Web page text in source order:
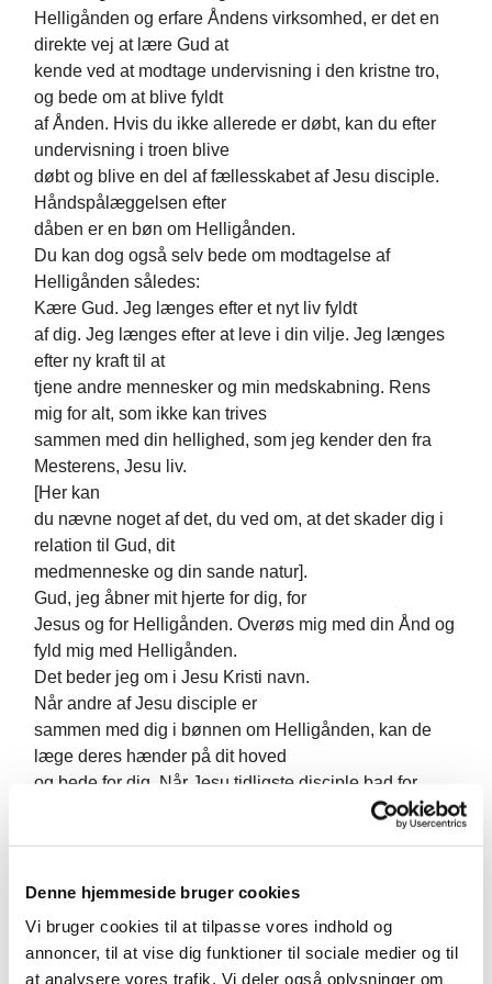
Denne hjemmeside bruger cookies
Vi bruger cookies til at tilpasse vores indhold og
annoncer, til at vise dig funktioner til sociale medier og til
at analysere vores trafik. Vi deler også oplysninger om
Helligånden og erfare Åndens virksomhed, er det en
direkte vej at lære Gud at
kende ved at modtage undervisning i den kristne tro,
og bede om at blive fyldt
af Ånden. Hvis du ikke allerede er døbt, kan du efter
undervisning i troen blive
døbt og blive en del af fællesskabet af Jesu disciple.
Håndspålæggelsen efter
dåben er en bøn om Helligånden.
Du kan dog også selv bede om modtagelse af
Helligånden således:
Kære Gud. Jeg længes efter et nyt liv fyldt
af dig. Jeg længes efter at leve i din vilje. Jeg længes
efter ny kraft til at
tjene andre mennesker og min medskabning. Rens
mig for alt, som ikke kan trives
sammen med din hellighed, som jeg kender den fra
Mesterens, Jesu liv.
[Her kan
du nævne noget af det, du ved om, at det skader dig i
relation til Gud, dit
medmenneske og din sande natur].
Gud, jeg åbner mit hjerte for dig, for
Jesus og for Helligånden. Overøs mig med din Ånd og
fyld mig med Helligånden.
Det beder jeg om i Jesu Kristi navn.
Når andre af Jesu disciple er
sammen med dig i bønnen om Helligånden, kan de
læge deres hænder på dit hoved
og bede for dig. Når Jesu tidligste disciple bad for
sådan, og Helligånden manifesterede sit nærvær.
kraftige manifestationer af Helligånden efter en sådan
dvs. at de fik et særligt sprog at bede i; tungetale er
lyde, Helligånden